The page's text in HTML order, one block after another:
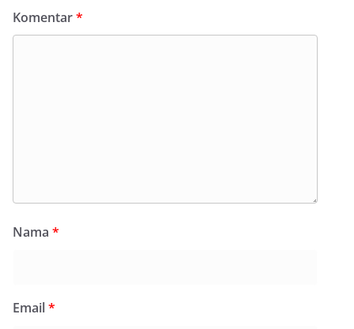
Komentar*
Nama *
Email*